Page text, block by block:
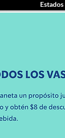
Estados